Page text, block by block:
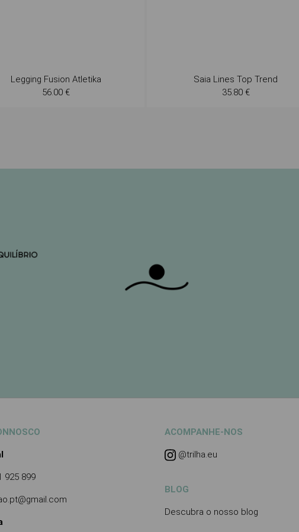
Legging Fusion Atletika
56.00 €
Saia Lines Top Trend
35.80 €
925 899
ACOMPANHE-NOS
@trilha.eu
BLOG
Descubra o nosso blog